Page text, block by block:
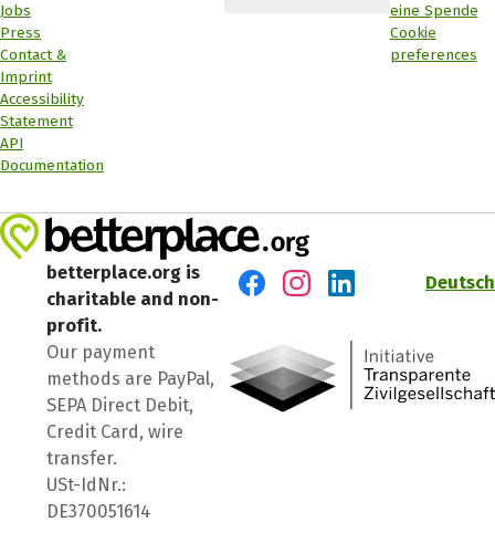
Jobs
Press
Contact &
Imprint
Accessibility
Statement
API
Documentation
eine Spende
Cookie
preferences
betterplace.org is
charitable and non-
profit.
Our payment
methods are PayPal,
SEPA Direct Debit,
Credit Card, wire
transfer.
USt-IdNr.:
DE370051614
Deutsch